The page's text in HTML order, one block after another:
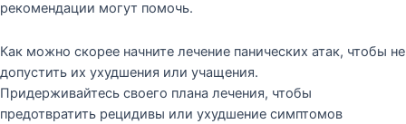
рекомендации могут помочь.
Как можно скорее начните лечение панических атак, чтобы не
допустить их ухудшения или учащения.
Придерживайтесь своего плана лечения, чтобы
предотвратить рецидивы или ухудшение симптомов